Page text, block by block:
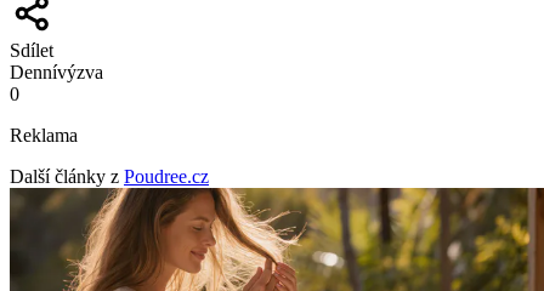
Sdílet
Dennívýzva
0
Reklama
Další články z Poudree.cz